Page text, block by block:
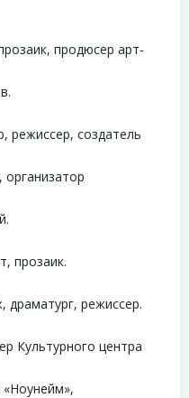
продюсер арт-
режиссер, создатель
прозаик.
драматург, режиссер.
Культурного центра